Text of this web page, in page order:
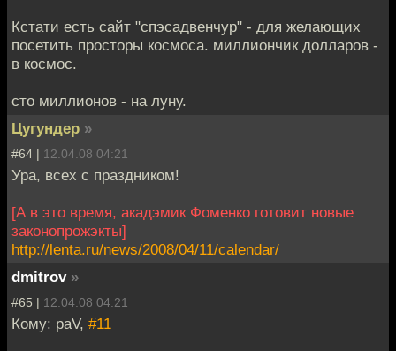
Кстати есть сайт "спэсадвенчур" - для желающих
посетить просторы космоса. миллиончик долларов -
в космос.
сто миллионов - на луну.
Цугундер »
#64 | 12.04.08 04:21
Ура, всех с праздником!
[А в это время, акадэмик Фоменко готовит новые
законопрожэкты]
http://lenta.ru/news/2008/04/11/calendar/
dmitrov »
#65 | 12.04.08 04:21
Кому: paV, #11